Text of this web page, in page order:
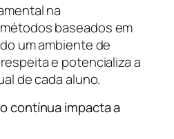
na
baseados em
um ambiente de
e potencializa a
de cada aluno.
contínua impacta a